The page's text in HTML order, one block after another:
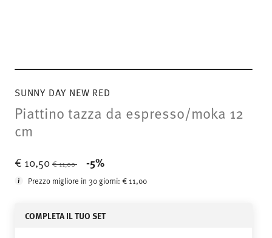
SUNNY DAY NEW RED
Piattino tazza da espresso/moka 12
cm
€ 10,50 Price reduced from
€ 11,00 -5%
Prezzo migliore in 30 giorni:€ 11,00
COMPLETA IL TUO SET